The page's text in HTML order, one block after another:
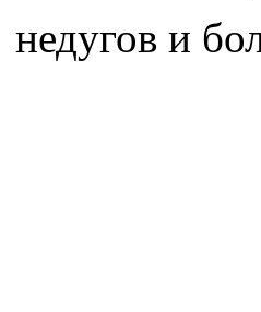
недугов и